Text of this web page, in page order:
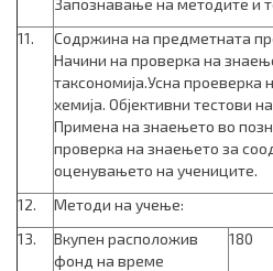
Запознавање на методите и
11.
Содржина на предметната
Начини на проверка на
таксономија.Усна
хемија. Објективни тестови
Примена на знаењето во
проверка на знаењето за
оценувањето на учениците.
12.
Методи на учење:
13.
Вкупен расположив
фонд на време
180